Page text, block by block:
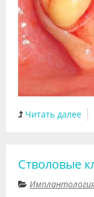
Читать далее
Стволовые